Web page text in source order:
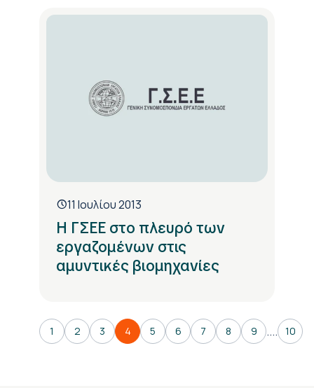
11 Ιουλίου 2013
Η ΓΣΕΕ στο πλευρό των
εργαζομένων στις
αμυντικές βιομηχανίες
1 2 3 4 5 6 7 8 9 .... 10